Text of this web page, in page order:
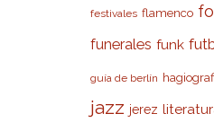
festivales flamenco
funerales funk
guía de berlín
jazz jerez